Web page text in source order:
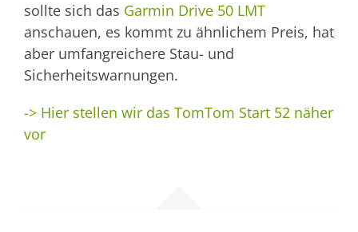
sollte sich das Garmin Drive 50 LMT
anschauen, es kommt zu ähnlichem Preis, hat
aber umfangreichere Stau- und
Sicherheitswarnungen.
-> Hier stellen wir das TomTom Start 52 näher
vor